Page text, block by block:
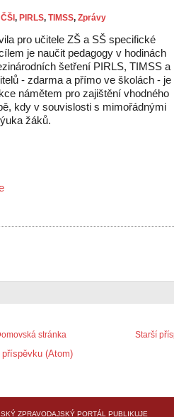
ČŠI, PIRLS, TIMSS, Zprávy
pro učitele ZŠ a SŠ specifické
je naučit pedagogy v hodinách
šetření PIRLS, TIMSS a
- zdarma a přímo ve školách - je
námětem pro zajištění vhodného
kdy v souvislosti s mimořádnými
žáků.
Starší
stránka
příspěvku (Atom)
ZPRAVODAJSKÝ PORTÁL PUBLIKUJE